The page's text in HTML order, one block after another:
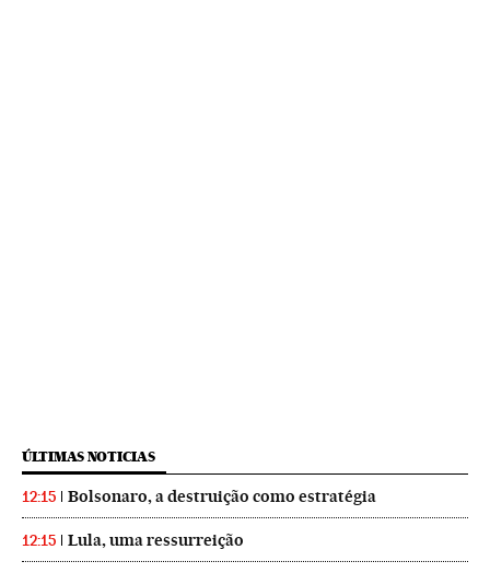
ÚLTIMAS NOTICIAS
12:15 Bolsonaro, a destruição como estratégia
12:15 Lula, uma ressurreição